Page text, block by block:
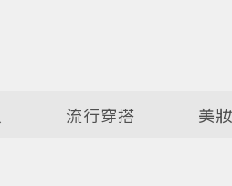
流行穿搭 美